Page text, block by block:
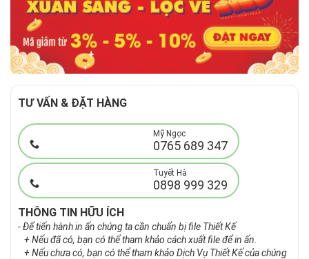
TƯ VẤN & ĐẶT HÀNG
Mỹ Ngọc
0765 689 347
Tuyết Hà
0898 999 329
THÔNG TIN HỮU ÍCH
- Để tiến hành in ấn chúng ta cần chuẩn bị file Thiết Kế
+ Nếu đã có, bạn có thể tham khảo cách xuất file để in ấn.
+ Nếu chưa có, bạn có thể tham khảo Dịch Vụ Thiết Kế của chúng